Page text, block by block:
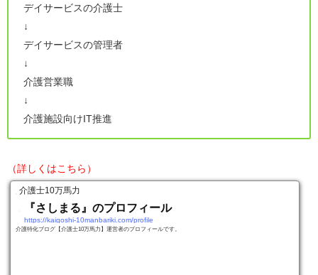
デイサービスの介護士
↓
デイサービスの管理者
↓
介護営業職
↓
介護施設向けIT推進
（詳しくはこちら）
介護士10万馬力
『さしまる』のプロフィール
https://kaigoshi-10manbariki.com/profile
介護特化ブログ【介護士10万馬力】運営者のプロフィールです。